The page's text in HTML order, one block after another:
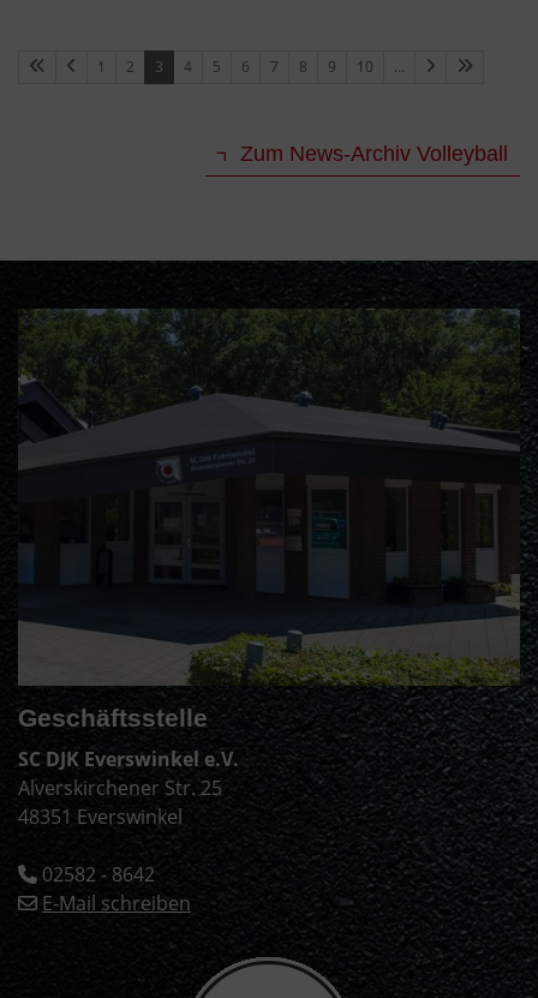
1 2 3 4 5 6 7 8 9 10 …
Zum News-Archiv Volleyball
Geschäftsstelle
SC DJK Everswinkel e.V.
Alverskirchener Str. 25
48351 Everswinkel
02582 - 8642
E-Mail schreiben